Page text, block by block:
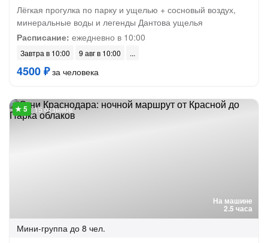
Лёгкая прогулка по парку и ущелью + сосновый воздух,
минеральные воды и легенды Дантова ущелья
Расписание: ежедневно в 10:00
Завтра в 10:00 9 авг в 10:00
4500 ₽за человека
На машине
2.5 часа
15 отзывов
Мини-группа до 8 чел.